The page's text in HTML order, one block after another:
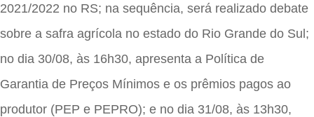
2021/2022 no RS; na sequência, será realizado debate
sobre a safra agrícola no estado do Rio Grande do Sul;
no dia 30/08, às 16h30, apresenta a Política de
Garantia de Preços Mínimos e os prêmios pagos ao
produtor (PEP e PEPRO); e no dia 31/08, às 13h30,